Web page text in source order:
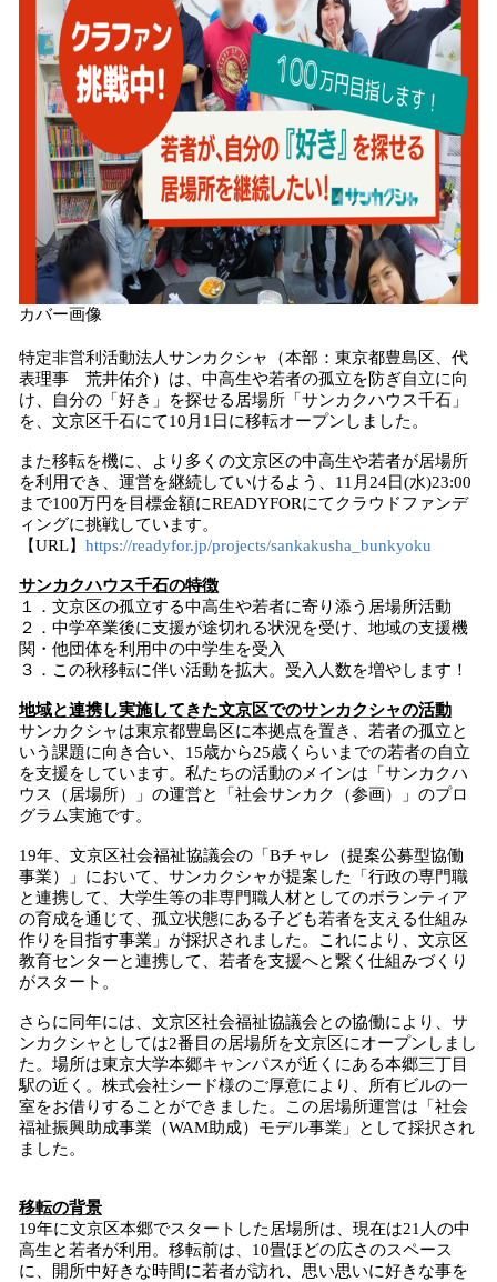
カバー画像
特定非営利活動法人サンカクシャ（本部：東京都豊島区、代
表理事 荒井佑介）は、中高生や若者の孤立を防ぎ自立に向
け、自分の「好き」を探せる居場所「サンカクハウス千石」
を、文京区千石にて10月1日に移転オープンしました。
また移転を機に、より多くの文京区の中高生や若者が居場所
を利用でき、運営を継続していけるよう、11月24日(水)23:00
まで100万円を目標金額にREADYFORにてクラウドファンデ
ィングに挑戦しています。
【URL】 https://readyfor.jp/projects/sankakusha_bunkyoku
サンカクハウス千石の特徴
１．文京区の孤立する中高生や若者に寄り添う居場所活動
２．中学卒業後に支援が途切れる状況を受け、地域の支援機
関・他団体を利用中の中学生を受入
３．この秋移転に伴い活動を拡大。受入人数を増やします！
地域と連携し実施してきた文京区でのサンカクシャの活動
サンカクシャは東京都豊島区に本拠点を置き、若者の孤立と
いう課題に向き合い、15歳から25歳くらいまでの若者の自立
を支援をしています。私たちの活動のメインは「サンカクハ
ウス（居場所）」の運営と「社会サンカク（参画）」のプロ
グラム実施です。
19年、文京区社会福祉協議会の「Bチャレ（提案公募型協働
事業）」において、サンカクシャが提案した「行政の専門職
と連携して、大学生等の非専門職人材としてのボランティア
の育成を通じて、孤立状態にある子ども若者を支える仕組み
作りを目指す事業」が採択されました。これにより、文京区
教育センターと連携して、若者を支援へと繋く仕組みづくり
がスタート。
さらに同年には、文京区社会福祉協議会との協働により、サ
ンカクシャとしては2番目の居場所を文京区にオープンしまし
た。場所は東京大学本郷キャンパスが近くにある本郷三丁目
駅の近く。株式会社シード様のご厚意により、所有ビルの一
室をお借りすることができました。この居場所運営は「社会
福祉振興助成事業（WAM助成）モデル事業」として採択され
ました。
移転の背景
19年に文京区本郷でスタートした居場所は、現在は21人の中
高生と若者が利用。移転前は、10畳ほどの広さのスペース
に、開所中好きな時間に若者が訪れ、思い思いに好きな事を